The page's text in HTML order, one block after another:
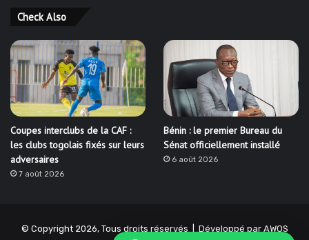
Check Also
Coupes interclubs de la CAF :
les clubs togolais fixés sur leurs
adversaires
7 août 2026
Bénin : le premier Bureau du
Sénat officiellement installé
6 août 2026
© Copyright 2026, Tous droits réservés | Développé par AWOS